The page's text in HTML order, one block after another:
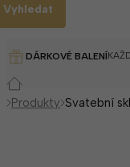
Vyhledat
DÁRKOVÉ BALENÍ
Produkty Svatební